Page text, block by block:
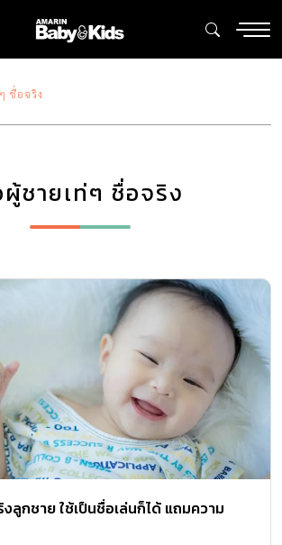
ชื่อจริง
ชายเท่ๆ ชื่อจริง
งลูกชาย ใช้เป็นชื่อเล่นก็ได้ แถมความ